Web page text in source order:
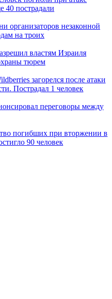
пострадали
организаторов незаконной
на троих
властям Израиля
тюрем
загорелся после атаки
Пострадал 1 человек
переговоры между
погибших при вторжении в
90 человек